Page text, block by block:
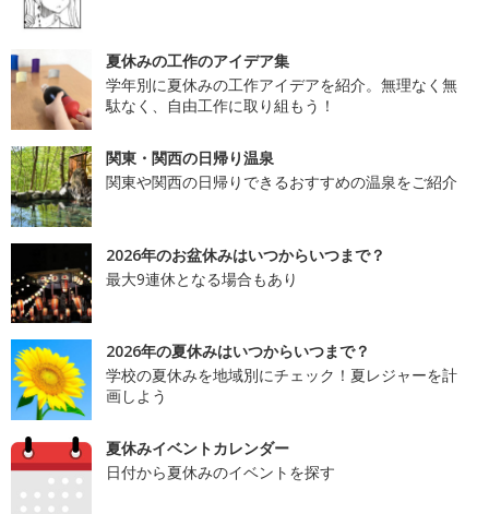
夏休みの工作のアイデア集
学年別に夏休みの工作アイデアを紹介。無理なく無
駄なく、自由工作に取り組もう！
関東・関西の日帰り温泉
関東や関西の日帰りできるおすすめの温泉をご紹介
2026年のお盆休みはいつからいつまで？
最大9連休となる場合もあり
2026年の夏休みはいつからいつまで？
学校の夏休みを地域別にチェック！夏レジャーを計
画しよう
夏休みイベントカレンダー
日付から夏休みのイベントを探す